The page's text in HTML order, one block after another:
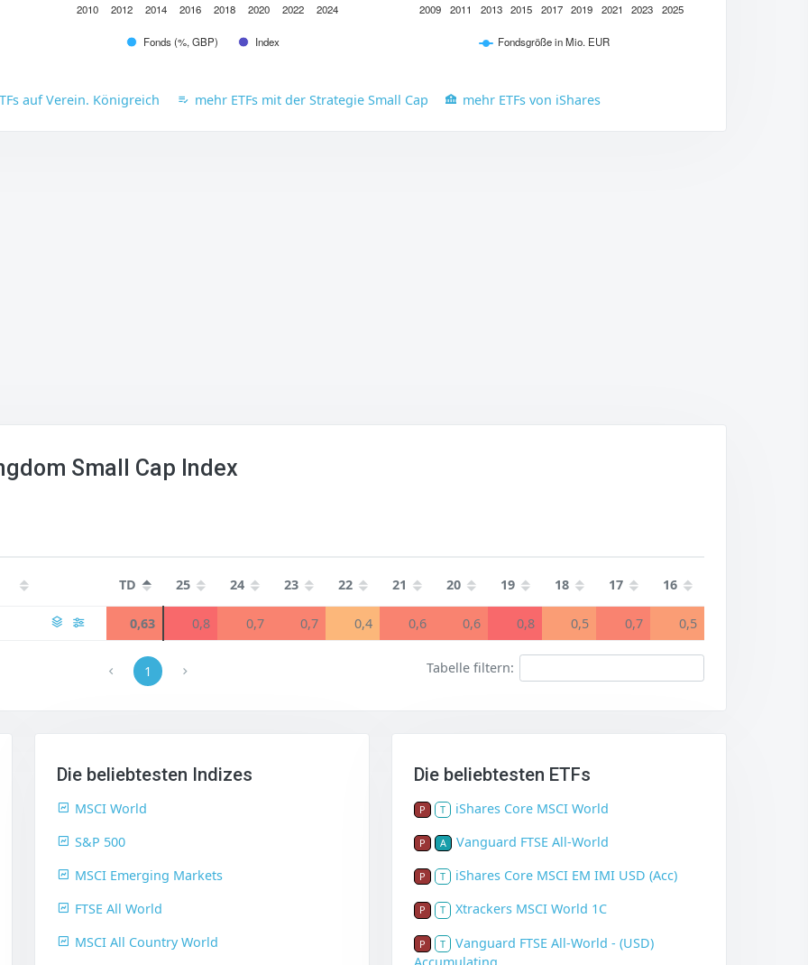
Fonds (%, GBP) Index
2010 2012 2014 2016 2018 2020 2022 2024
Fondsgröße in Mio. EUR
2009 2011 2013 2015 2017 2019 2021 2023 2025
auf Verein. Königreich mehr ETFs mit der Strategie Small Cap mehr ETFs von iShares
Small Cap Index
TD 25 24 23 22 21 20 19 18 17 16
0,63 0,8 0,7 0,7 0,4 0,6 0,6 0,8 0,5 0,7 0,5
Tabelle filtern:
1
Die beliebtesten Indizes
MSCI World
S&P 500
MSCI Emerging Markets
FTSE All World
MSCI All Country World
Die beliebtesten ETFs
P T iShares Core MSCI World
P A Vanguard FTSE All-World
P T iShares Core MSCI EM IMI USD (Acc)
P T Xtrackers MSCI World 1C
P T
Vanguard FTSE All-World - (USD)
Accumulating